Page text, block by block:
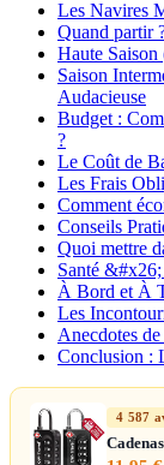
Les Navires
Quand partir
Haute
Saison
Audacieuse
Budget :
?
Le Coût de
Les Frais
Comment
Conseils
Quoi mettre
Santé
À Bord et À
Les
Anecdotes
Conclusion :
4 587